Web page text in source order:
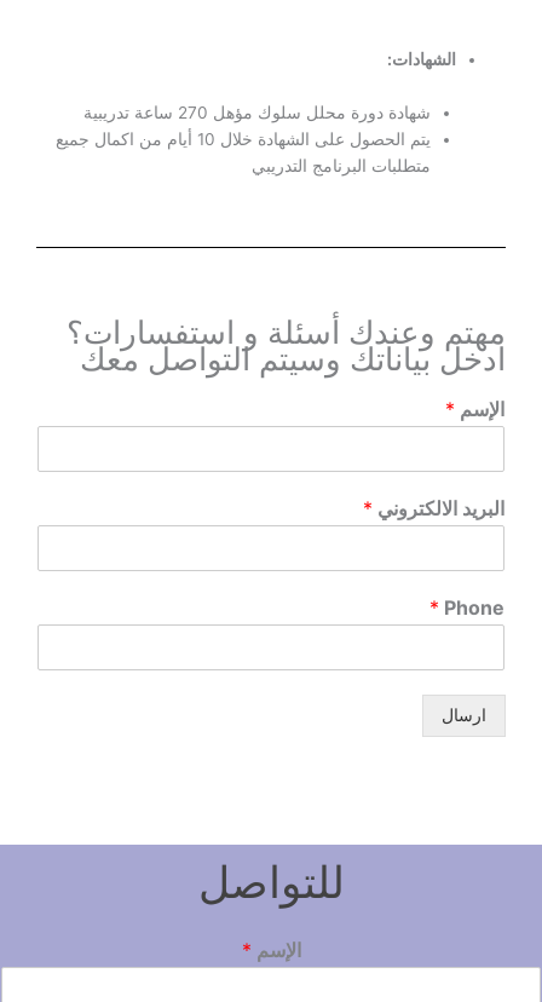
الشهادات:
شهادة دورة محلل سلوك مؤهل 270 ساعة تدريبية
يتم الحصول على الشهادة خلال 10 أيام من اكمال جميع
متطلبات البرنامج التدريبي
مهتم وعندك أسئلة و استفسارات؟
ادخل بياناتك وسيتم التواصل معك
الإسم *
البريد الالكتروني *
Phone
*
ارسال
للتواصل
الإسم *